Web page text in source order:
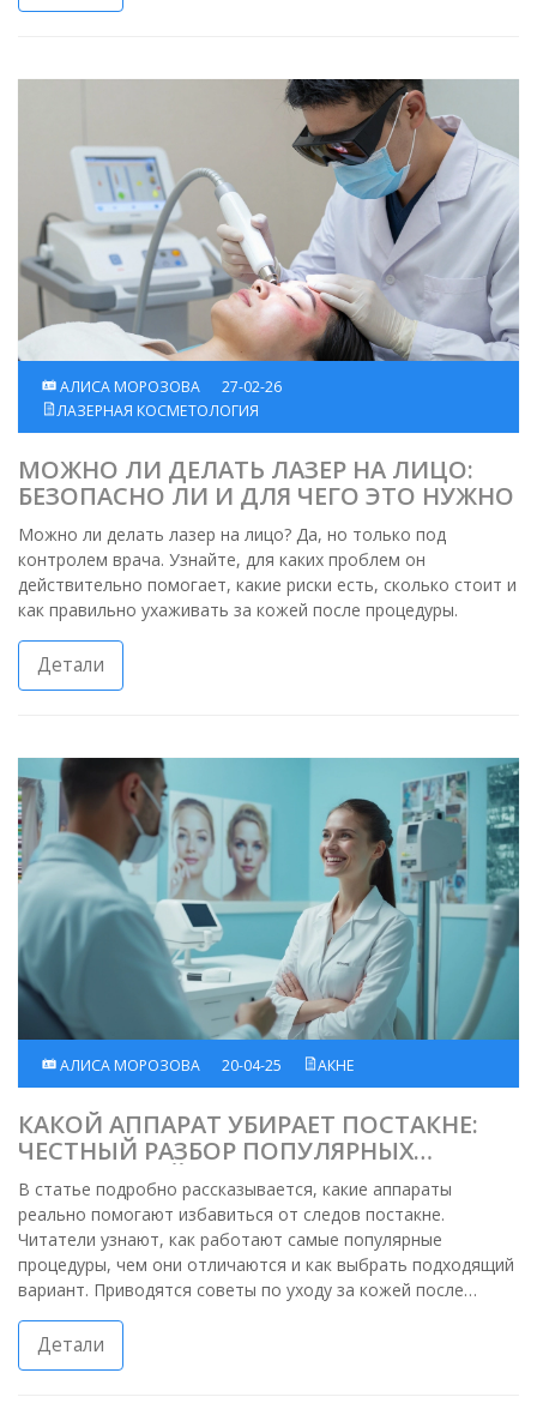
АЛИСА МОРОЗОВА
27-02-26
ЛАЗЕРНАЯ КОСМЕТОЛОГИЯ
МОЖНО ЛИ ДЕЛАТЬ ЛАЗЕР НА ЛИЦО:
БЕЗОПАСНО ЛИ И ДЛЯ ЧЕГО ЭТО НУЖНО
Можно ли делать лазер на лицо? Да, но только под
контролем врача. Узнайте, для каких проблем он
действительно помогает, какие риски есть, сколько стоит и
как правильно ухаживать за кожей после процедуры.
Детали
АЛИСА МОРОЗОВА 20-04-25 АКНЕ
КАКОЙ АППАРАТ УБИРАЕТ ПОСТАКНЕ:
ЧЕСТНЫЙ РАЗБОР ПОПУЛЯРНЫХ
ТЕХНОЛОГИЙ
В статье подробно рассказывается, какие аппараты
реально помогают избавиться от следов постакне.
Читатели узнают, как работают самые популярные
процедуры, чем они отличаются и как выбрать подходящий
вариант. Приводятся советы по уходу за кожей после
процедур и реальные факты о результатах. Освещаются
нюансы выбора клиники и врача. Практические
рекомендации помогут избежать ошибок и сделать кожу
Детали